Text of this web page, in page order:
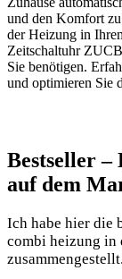
und den Komfort
der Heizung in
Zeitschaltuhr
Sie benötigen.
und optimieren Sie
Bestseller –
auf dem
Ich habe hier die
combi heizung in